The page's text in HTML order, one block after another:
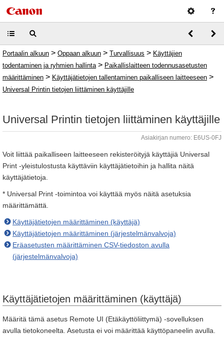
Portaalin alkuun > Oppaan alkuun > Turvallisuus > Käyttäjien
todentaminen ja ryhmien hallinta > Paikallislaitteen todennusasetusten
määrittäminen > Käyttäjätietojen tallentaminen paikalliseen laitteeseen >
Universal Printin tietojen liittäminen käyttäjille
Universal Printin tietojen liittäminen käyttäjille
Asiakirjan numero: E6US-0FJ
Voit liittää paikalliseen laitteeseen rekisteröityjä käyttäjiä Universal
Print -yleistulostusta käyttäviin käyttäjätietoihin ja hallita näitä
käyttäjätietoja.
* Universal Print -toimintoa voi käyttää myös näitä asetuksia
määrittämättä.
Käyttäjätietojen määrittäminen (käyttäjä)
Käyttäjätietojen määrittäminen (järjestelmänvalvoja)
Eräasetusten määrittäminen CSV-tiedoston avulla
(järjestelmänvalvoja)
Käyttäjätietojen määrittäminen (käyttäjä)
Määritä tämä asetus Remote UI (Etäkäyttöliittymä) -sovelluksen
avulla tietokoneelta. Asetusta ei voi määrittää käyttöpaneelin avulla.